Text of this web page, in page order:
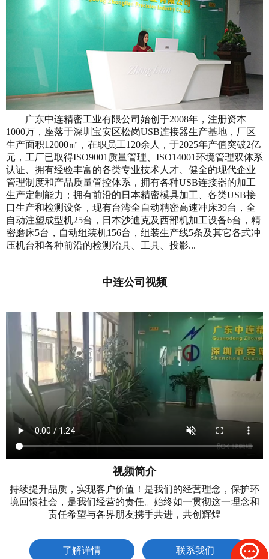
广东中连精密工业有限公司始创于2008年，注册资本
1000万，座落于深圳宝安区松岗USB连接器生产基地，厂区
生产面积12000㎡，在职员工120余人，于2025年产值突破2亿
元，工厂已取得ISO9001质量管理、ISO14001环境管理双体系
认证、拥有经验丰富的各类专业技术人才、健全的现代企业
管理制度和产品质量管控体系，拥有各种USB连接器的加工
生产定制能力；拥有前沿的日本精密模具加工、各类USB接
口生产和检测设备，现有台湾全自动精密高速冲床39台，全
自动注塑成型机25台，日本沙迪克及西部机加工设备6台，精
密磨床5台，自动组装机156台，组装生产线5条及其它各式冲
压机台和各种前沿的检测冶具、工具、投影...
中连公司视频
视频简介
持续提升品质，实现客户价值！是我们的经营理念，保护环
境回馈社会，是我们经营的责任。始终如一贯彻这一理念和
责任希望与各界朋友携手共进，共创辉煌
了解详情 联系我们